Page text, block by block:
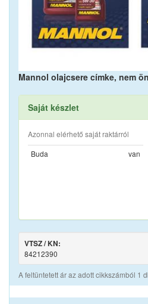
Mannol olajcsere címke, nem
Saját készlet
Azonnal elérhető saját raktárról
Buda
van
VTSZ / KN:
84212390
A feltüntetett ár az adott cikkszámból 1